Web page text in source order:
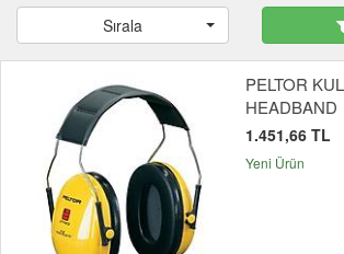
Sırala
PELTOR
HEADBAND
1.451,66 TL
Yeni Ürün